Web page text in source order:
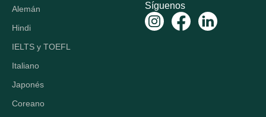
Alemán
Hindi
IELTS y TOEFL
Italiano
Japonés
Coreano
Síguenos